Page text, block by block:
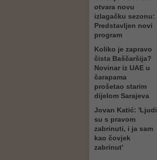
otvara novu
izlagačku sezonu:
Predstavljen novi
program
Koliko je zapravo
čista Baščaršija?
Novinar iz UAE u
čarapama
prošetao starim
dijelom Sarajeva
Jovan Katić: 'Ljudi
su s pravom
zabrinuti, i ja sam
kao čovjek
zabrinut'